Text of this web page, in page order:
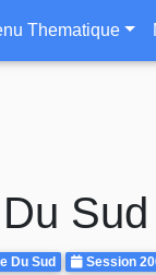
Thematique
Du Sud Annee
Session